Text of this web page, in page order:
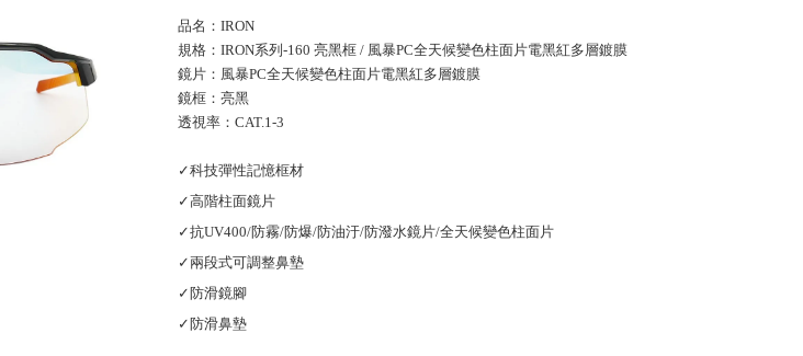
品名：IRON
規格：IRON系列-160 亮黑框 / 風暴PC全天候變色柱面片電黑紅多層鍍膜
鏡片：風暴PC全天候變色柱面片電黑紅多層鍍膜
鏡框：亮黑
透視率：CAT.1-3
✓科技彈性記憶框材
✓高階柱面鏡片
✓抗UV400/防霧/防爆/防油汙/防潑水鏡片/全天候變色柱面片
✓兩段式可調整鼻墊
✓防滑鏡腳
✓防滑鼻墊